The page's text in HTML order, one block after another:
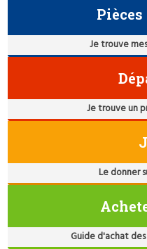
Pièces
Je trouve
Je trouve un
Le donner
Guide d'achat